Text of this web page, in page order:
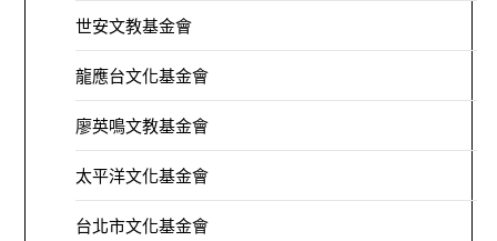
世安文教基金會
龍應台文化基金會
廖英鳴文教基金會
太平洋文化基金會
台北市文化基金會